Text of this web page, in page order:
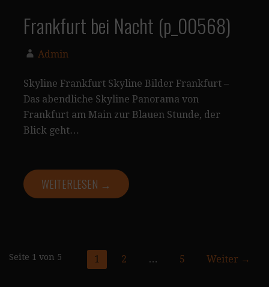
Frankfurt bei Nacht (p_00568)
Admin
Skyline Frankfurt Skyline Bilder Frankfurt –
Das abendliche Skyline Panorama von
Frankfurt am Main zur Blauen Stunde, der
Blick geht…
WEITERLESEN →
Seite
Seite 1 von 5 1 2 … 5 Weiter →